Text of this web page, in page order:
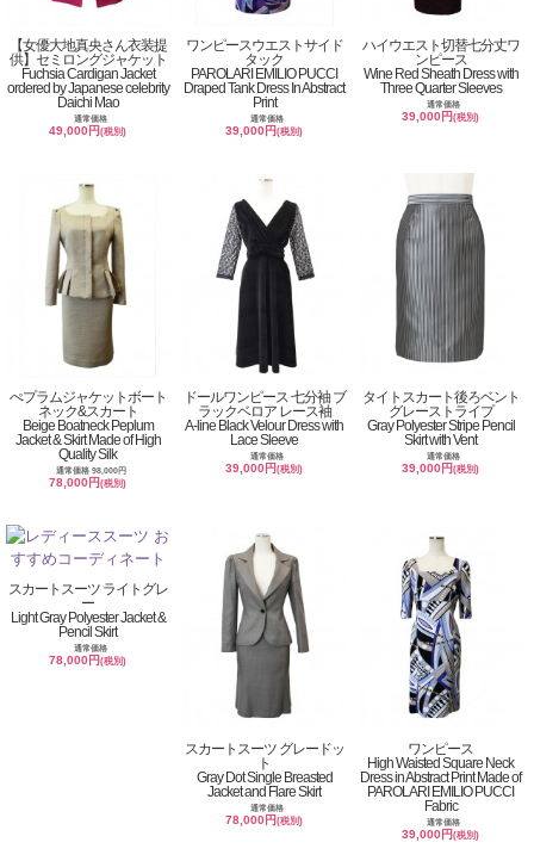
【女優大地真央さん衣装提
供】セミロングジャケット
Fuchsia Cardigan Jacket
ordered by Japanese celebrity
Daichi Mao
通常価格
49,000円(税別)
ワンピースウエストサイド
タック
PAROLARI EMILIO PUCCI
Draped Tank Dress In Abstract
Print
通常価格
39,000円(税別)
ハイウエスト切替七分丈ワ
ンピース
Wine Red Sheath Dress with
Three Quarter Sleeves
通常価格
39,000円(税別)
ぺプラムジャケットボート
ネック&スカート
Beige Boatneck Peplum
Jacket & Skirt Made of High
Quality Silk
通常価格 98,000円
78,000円(税別)
ドールワンピース 七分袖 ブ
ラックベロア レース袖
A-line Black Velour Dress with
Lace Sleeve
通常価格
39,000円(税別)
タイトスカート後ろベント
グレーストライプ
Gray Polyester Stripe Pencil
Skirt with Vent
通常価格
39,000円(税別)
スカートスーツ ライトグレ
ー
Light Gray Polyester Jacket &
Pencil Skirt
通常価格
78,000円(税別)
スカートスーツ グレードッ
ト
Gray Dot Single Breasted
Jacket and Flare Skirt
通常価格
78,000円(税別)
ワンピース
High Waisted Square Neck
Dress in Abstract Print Made of
PAROLARI EMILIO PUCCI
Fabric
通常価格
39,000円(税別)